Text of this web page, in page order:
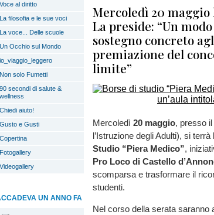
Voce al diritto
La filosofia e le sue voci
La voce... Delle scuole
Un Occhio sul Mondo
io_viaggio_leggero
Non solo Fumetti
90 secondi di salute &
wellness
Chiedi aiuto!
Gusto e Gusti
Copertina
Fotogallery
Videogallery
UN ANNO FA
Mercoledì 20
La preside: “Un
sostegno concreto
premiazione del
limite”
Mercoledì 20 maggio, presso il
l’Istruzione degli Adulti), si
Studio “Piera Medico”,
Pro Loco di Castello
scomparsa e trasformare il
studenti.
Nel corso della serata saranno